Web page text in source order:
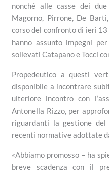
nonché alle casse dei
Magorno, Pirrone, De
corso del confronto di ieri
hanno assunto impegni
sollevati Catapano e Tocci
Propedeutico a questi
disponibile a incontrare
ulteriore incontro con
Antonella Rizzo, per
riguardanti la gestione
recenti normative adottate
«Abbiamo promosso – ha
breve scadenza con il